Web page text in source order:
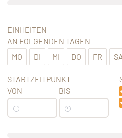
EINHEITEN
AN FOLGENDEN TAGEN
MO
DI MI DO FR SA
STARTZEITPUNKT
VON
BIS